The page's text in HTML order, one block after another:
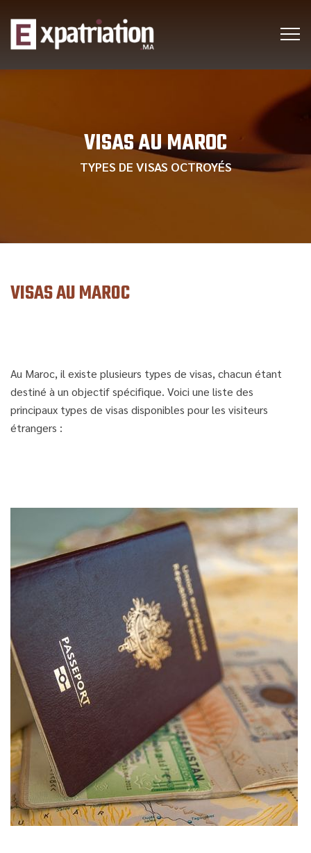
VISAS AU MAROC
TYPES DE VISAS OCTROYÉS
VISAS AU MAROC
Au Maroc, il existe plusieurs types de visas, chacun étant
destiné à un objectif spécifique. Voici une liste des
principaux types de visas disponibles pour les visiteurs
étrangers :